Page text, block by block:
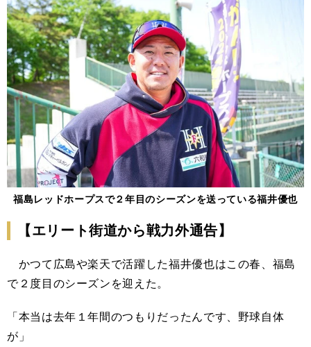
福島レッドホープスで２年目のシーズンを送っている福井優也
【エリート街道から戦力外通告】
かつて広島や楽天で活躍した福井優也はこの春、福島
で２度目のシーズンを迎えた。
「本当は去年１年間のつもりだったんです、野球自体
が」